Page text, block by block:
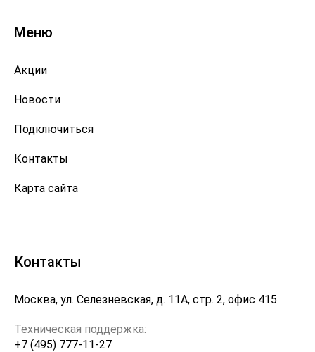
Меню
Акции
Новости
Подключиться
Контакты
Карта сайта
Контакты
Москва, ул. Селезневская, д. 11А, стр. 2, офис 415
Техническая поддержка:
+7 (495) 777-11-27